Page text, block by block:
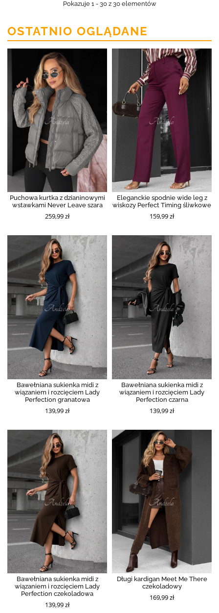
Pokazuje 1 - 30 z 30 elementów
OSTATNIO OGLĄDANE
Puchowa kurtka z dzianinowymi
wstawkami Never Leave szara
259,99 zł
Eleganckie spodnie wide leg z
wiskozy Perfect Timing śliwkowe
159,99 zł
Bawełniana sukienka midi z
wiązaniem i rozcięciem Lady
Perfection granatowa
139,99 zł
Bawełniana sukienka midi z
wiązaniem i rozcięciem Lady
Perfection czarna
139,99 zł
Bawełniana sukienka midi z
wiązaniem i rozcięciem Lady
Perfection czekoladowa
139,99 zł
Długi kardigan Meet Me There
czekoladowy
169,99 zł